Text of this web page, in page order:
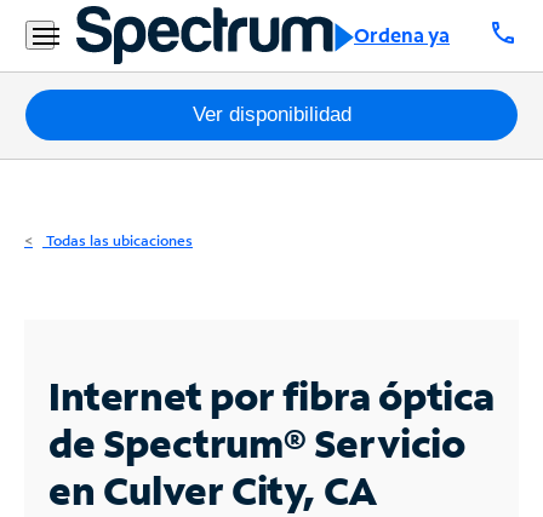
Ordena ya call
Residencial
Business
Paquetes
Internet
Business
Contáctanos
Ver disponibilidad
Todas las ubicaciones
Internet por fibra óptica
de Spectrum®Servicio
en Culver City, CA